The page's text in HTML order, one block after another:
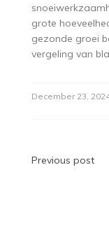
grote
gezonde groei
vergeling van
December 23,
Post
Previous post